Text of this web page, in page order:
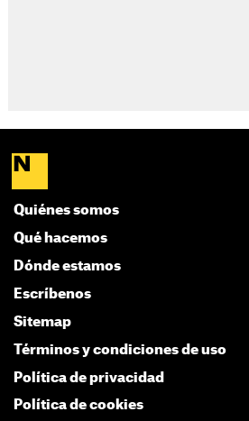
Quiénes somos
Qué hacemos
Dónde estamos
Escríbenos
Sitemap
Términos y condiciones de uso
Política de privacidad
Política de cookies